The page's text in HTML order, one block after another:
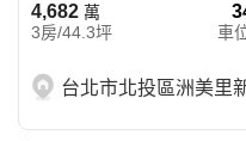
4,682 萬
3房/44.3坪
車
台北市北投區洲美里